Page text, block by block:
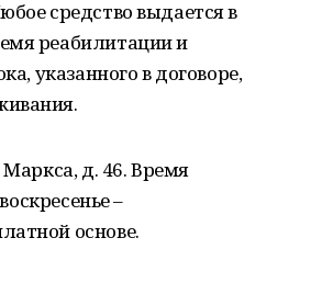
средство выдается в
реабилитации и
указанного в договоре,
д. 46. Время
–
основе.